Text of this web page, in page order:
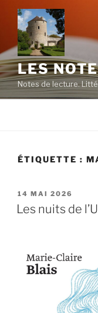
contenu
principal
LES
Notes de lecture.
ÉTIQUETTE :
PUBLIÉ
LE
14 MAI 2026
Les nuits de